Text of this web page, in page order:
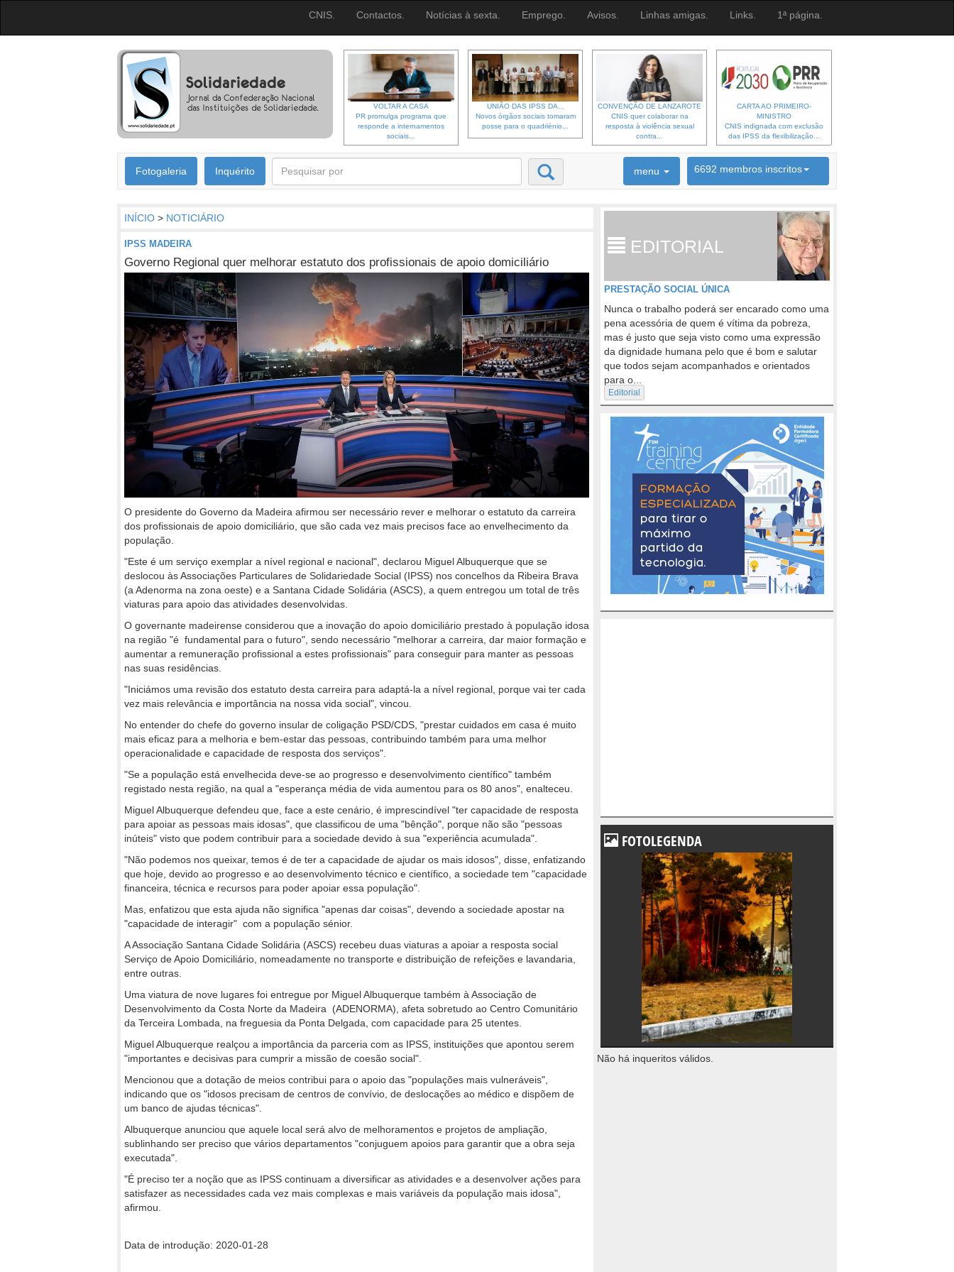
CNIS. Contactos. Notícias à sexta. Emprego. Avisos. Linhas amigas. Links. 1ª página.
VOLTAR A CASA
PR promulga programa que
responde a internamentos
sociais...
UNIÃO DAS IPSS DA...
Novos órgãos sociais tomaram
posse para o quadriénio...
CONVENÇÃO DE LANZAROTE
CNIS quer colaborar na
resposta à violência sexual
contra...
CARTA AO PRIMEIRO-
MINISTRO
CNIS indignada com exclusão
das IPSS da flexibilização...
Fotogaleria Inquérito menu 6692 membros inscritos
INÍCIO > NOTICIÁRIO
IPSS MADEIRA
Governo Regional quer melhorar estatuto dos profissionais de apoio domiciliário
O presidente do Governo da Madeira afirmou ser necessário rever e melhorar o estatuto da carreira
dos profissionais de apoio domiciliário, que são cada vez mais precisos face ao envelhecimento da
população.
"Este é um serviço exemplar a nível regional e nacional", declarou Miguel Albuquerque que se
deslocou às Associações Particulares de Solidariedade Social (IPSS) nos concelhos da Ribeira Brava
(a Adenorma na zona oeste) e a Santana Cidade Solidária (ASCS), a quem entregou um total de três
viaturas para apoio das atividades desenvolvidas.
O governante madeirense considerou que a inovação do apoio domiciliário prestado à população idosa
na região "é fundamental para o futuro", sendo necessário "melhorar a carreira, dar maior formação e
aumentar a remuneração profissional a estes profissionais" para conseguir para manter as pessoas
nas suas residências.
"Iniciámos uma revisão dos estatuto desta carreira para adaptá-la a nível regional, porque vai ter cada
vez mais relevância e importância na nossa vida social", vincou.
No entender do chefe do governo insular de coligação PSD/CDS, "prestar cuidados em casa é muito
mais eficaz para a melhoria e bem-estar das pessoas, contribuindo também para uma melhor
operacionalidade e capacidade de resposta dos serviços".
"Se a população está envelhecida deve-se ao progresso e desenvolvimento científico" também
registado nesta região, na qual a "esperança média de vida aumentou para os 80 anos", enalteceu.
Miguel Albuquerque defendeu que, face a este cenário, é imprescindível "ter capacidade de resposta
para apoiar as pessoas mais idosas", que classificou de uma "bênção", porque não são "pessoas
inúteis" visto que podem contribuir para a sociedade devido à sua "experiência acumulada".
"Não podemos nos queixar, temos é de ter a capacidade de ajudar os mais idosos", disse, enfatizando
que hoje, devido ao progresso e ao desenvolvimento técnico e científico, a sociedade tem "capacidade
financeira, técnica e recursos para poder apoiar essa população".
Mas, enfatizou que esta ajuda não significa "apenas dar coisas", devendo a sociedade apostar na
"capacidade de interagir" com a população sénior.
A Associação Santana Cidade Solidária (ASCS) recebeu duas viaturas a apoiar a resposta social
Serviço de Apoio Domiciliário, nomeadamente no transporte e distribuição de refeições e lavandaria,
entre outras.
Uma viatura de nove lugares foi entregue por Miguel Albuquerque também à Associação de
Desenvolvimento da Costa Norte da Madeira (ADENORMA), afeta sobretudo ao Centro Comunitário
da Terceira Lombada, na freguesia da Ponta Delgada, com capacidade para 25 utentes.
Miguel Albuquerque realçou a importância da parceria com as IPSS, instituições que apontou serem
"importantes e decisivas para cumprir a missão de coesão social".
Mencionou que a dotação de meios contribui para o apoio das "populações mais vulneráveis",
indicando que os "idosos precisam de centros de convívio, de deslocações ao médico e dispõem de
um banco de ajudas técnicas".
Albuquerque anunciou que aquele local será alvo de melhoramentos e projetos de ampliação,
sublinhando ser preciso que vários departamentos "conjuguem apoios para garantir que a obra seja
executada".
"É preciso ter a noção que as IPSS continuam a diversificar as atividades e a desenvolver ações para
satisfazer as necessidades cada vez mais complexas e mais variáveis da população mais idosa",
afirmou.
Data de introdução: 2020-01-28
EDITORIAL
PRESTAÇÃO SOCIAL ÚNICA
Nunca o trabalho poderá ser encarado como uma
pena acessória de quem é vítima da pobreza,
mas é justo que seja visto como uma expressão
da dignidade humana pelo que é bom e salutar
que todos sejam acompanhados e orientados
para o...
Editorial
FOTOLEGENDA
Não há inqueritos válidos.